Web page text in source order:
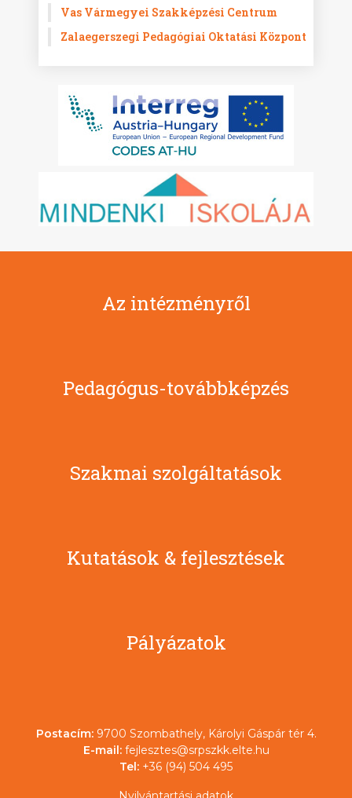
Vas Vármegyei Szakképzési Centrum
Zalaegerszegi Pedagógiai Oktatási Központ
Az intézményről
Pedagógus-továbbképzés
Szakmai szolgáltatások
Kutatások & fejlesztések
Pályázatok
Postacím: 9700 Szombathely, Károlyi Gáspár tér 4.
E-mail: fejlesztes@srpszkk.elte.hu
Tel: +36 (94) 504 495